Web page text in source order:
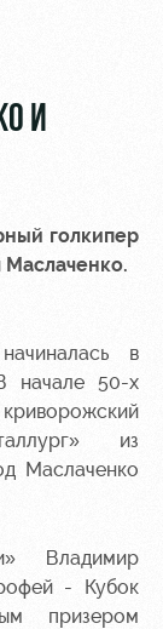
И
голкипер
в
начале 50-х
из
Маслаченко
Владимир
- Кубок
призером